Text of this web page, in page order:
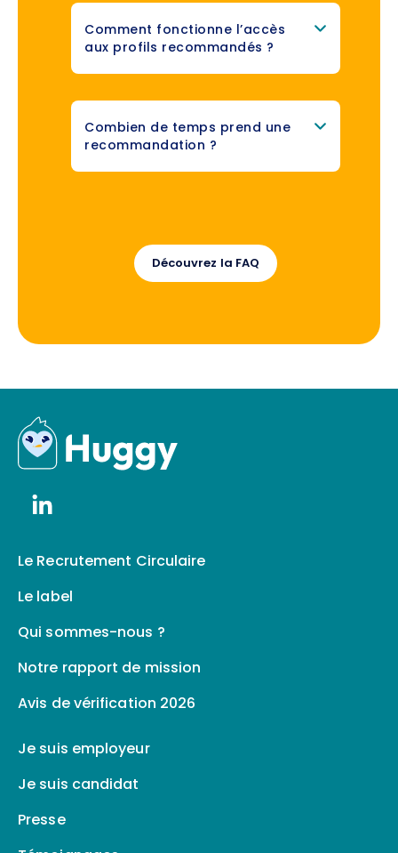
Comment fonctionne l’accès
aux profils recommandés ?
Combien de temps prend une
recommandation ?
Découvrez la FAQ
Le Recrutement Circulaire
Le label
Qui sommes-nous ?
Notre rapport de mission
Avis de vérification 2026
Je suis employeur
Je suis candidat
Presse